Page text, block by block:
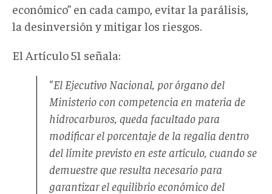
económico” en cada campo, evitar la parálisis,
la desinversión y mitigar los riesgos.
El Artículo 51 señala:
"El Ejecutivo Nacional, por órgano del
Ministerio con competencia en materia de
hidrocarburos, queda facultado para
modificar el porcentaje de la regalía dentro
del límite previsto en este artículo, cuando se
demuestre que resulta necesario para
garantizar el equilibrio económico del